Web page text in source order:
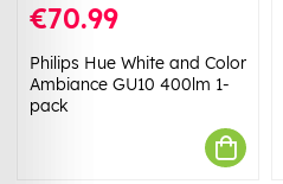
€70.99
Philips Hue White and Color
Ambiance GU10 400lm 1-
pack